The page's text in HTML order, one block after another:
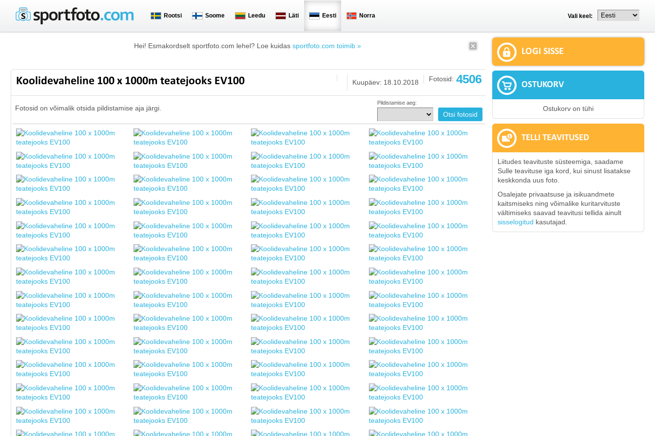
Rootsi Soome Leedu Läti Eesti Norra Vali keel:
Hei! Esmakordselt sportfoto.com lehel? Loe kuidas sportfoto.com toimib »
Koolidevaheline 100 x 1000m teatejooks EV100 Fotosid: 4506
Kuupäev: 18.10.2018
Fotosid on võimalik otsida pildistamise aja järgi.
Pildistamise aeg:
LOGI SISSE
OSTUKORV
Ostukorv on tühi
TELLI TEAVITUSED
Liitudes teavituste süsteemiga, saadame
Sulle teavituse iga kord, kui sinust lisatakse
keskkonda uus foto.
Osalejate privaatsuse ja isikuandmete
kaitsmiseks ning võimalike kuritarvituste
vältimiseks saavad teavitusi tellida ainult
sisselogitud kasutajad.